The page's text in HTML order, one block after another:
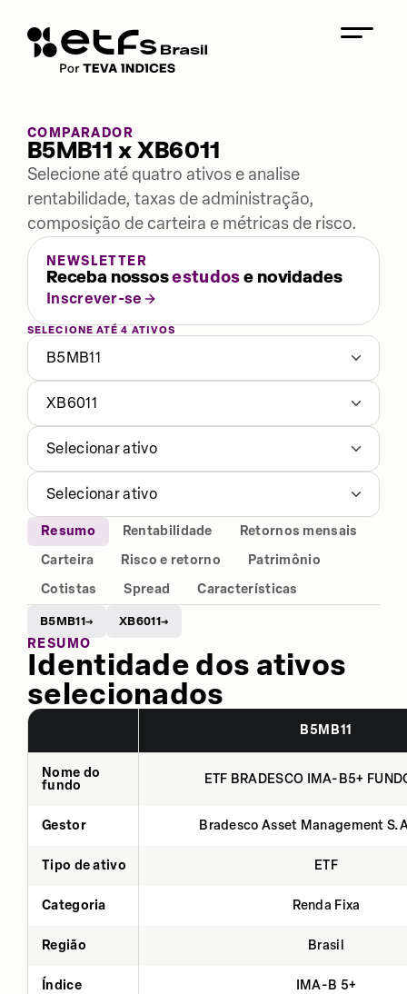
COMPARADOR
B5MB11 x XB6011
Selecione até quatro ativos e analise
rentabilidade, taxas de administração,
composição de carteira e métricas de risco.
NEWSLETTER
Receba nossosestudose novidades
Inscrever-se
SELECIONE ATÉ 4 ATIVOS
B5MB11
XB6011
Selecionar ativo
Selecionar ativo
Resumo Rentabilidade
Retornos mensais
Carteira
Risco e retorno
Patrimônio
Cotistas
Spread Características
B5MB11→ XB6011→
RESUMO
Identidade dos ativos
selecionados
B5MB11
Nome do
fundo
ETF BRADESCO IMA-B5+
Gestor Bradesco Asset Management
Tipo de ativo ETF
Categoria Renda Fixa
Região Brasil
Índice IMA-B 5+